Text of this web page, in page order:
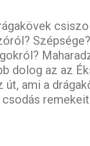
dolog az az
ami a